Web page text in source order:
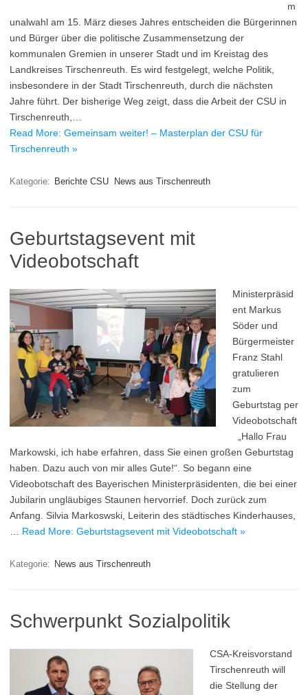
m
unalwahl am 15. März dieses Jahres entscheiden die Bürgerinnen
und Bürger über die politische Zusammensetzung der
kommunalen Gremien in unserer Stadt und im Kreistag des
Landkreises Tirschenreuth. Es wird festgelegt, welche Politik,
insbesondere in der Stadt Tirschenreuth, durch die nächsten
Jahre führt. Der bisherige Weg zeigt, dass die Arbeit der CSU in
Tirschenreuth,…
Read More: Gemeinsam weiter! – Masterplan der CSU für
Tirschenreuth »
Kategorie: Berichte CSU News aus Tirschenreuth
Geburtstagsevent mit
Videobotschaft
Ministerpräsid
ent Markus
Söder und
Bürgermeister
Franz Stahl
gratulieren
zum
Geburtstag per
Videobotschaft
„Hallo Frau
Markowski, ich habe erfahren, dass Sie einen großen Geburtstag
haben. Dazu auch von mir alles Gute!“. So begann eine
Videobotschaft des Bayerischen Ministerpräsidenten, die bei einer
Jubilarin ungläubiges Staunen hervorrief. Doch zurück zum
Anfang. Silvia Markoswski, Leiterin des städtisches Kinderhauses,
… Read More: Geburtstagsevent mit Videobotschaft »
Kategorie: News aus Tirschenreuth
Schwerpunkt Sozialpolitik
CSA-Kreisvorstand
Tirschenreuth will
die Stellung der